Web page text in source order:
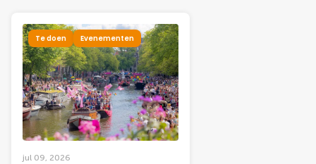
Te doen Evenementen
jul 09, 2026